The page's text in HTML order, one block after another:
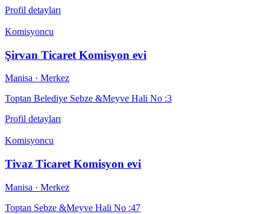
Profil detayları
Komisyoncu
Şirvan Ticaret Komisyon evi
Manisa · Merkez
Toptan Belediye Sebze &Meyve Hali No :3
Profil detayları
Komisyoncu
Tivaz Ticaret Komisyon evi
Manisa · Merkez
Toptan Sebze &Meyve Hali No :47